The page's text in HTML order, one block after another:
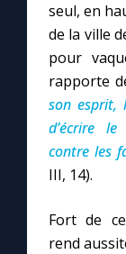
seul, en
de la ville
pour
rapporte
son esprit,
d’écrire
contre les
III, 14).
Fort de
rend